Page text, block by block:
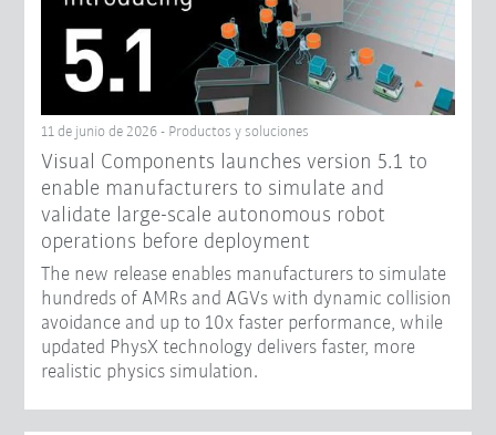
11 de junio de 2026 - Productos y soluciones
Visual Components launches version 5.1 to
enable manufacturers to simulate and
validate large-scale autonomous robot
operations before deployment
The new release enables manufacturers to simulate
hundreds of AMRs and AGVs with dynamic collision
avoidance and up to 10x faster performance, while
updated PhysX technology delivers faster, more
realistic physics simulation.